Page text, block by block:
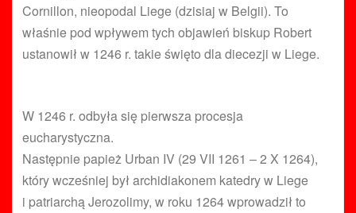
Cornillon, nieopodal Liege (dzisiaj w Belgii). To
właśnie pod wpływem tych objawień biskup Robert
ustanowił w 1246 r. takie święto dla diecezji w Liege.
W 1246 r. odbyła się pierwsza procesja
eucharystyczna.
Następnie papież Urban IV (29 VII 1261 – 2 X 1264),
który wcześniej był archidiakonem katedry w Liege
i patriarchą Jerozolimy, w roku 1264 wprowadził to